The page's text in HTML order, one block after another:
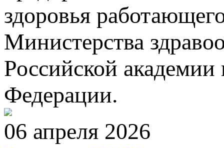
здоровья
Министерства
Российской
Федерации.
06 апреля 2026